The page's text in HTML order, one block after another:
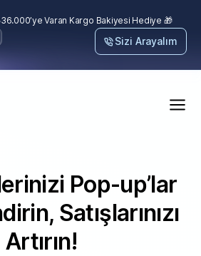
₺36.000’ye Varan Kargo Bakiyesi Hediye 🎁
Sizi Arayalım
Pop-up’lar
Satışlarınızı
Artırın!